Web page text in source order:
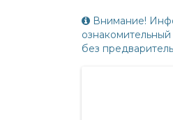
Внимание!
без